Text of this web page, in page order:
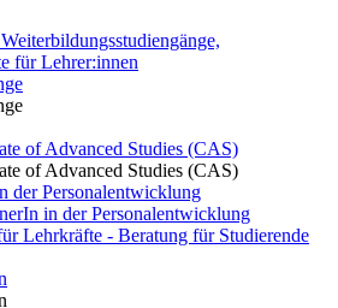
für Lehrer:innen
of Advanced Studies (CAS)
of Advanced Studies (CAS)
der Personalentwicklung
in der Personalentwicklung
Lehrkräfte - Beratung für Studierende